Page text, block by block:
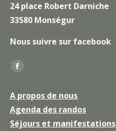
24 place Robert Darniche
33580 Monségur
Nous suivre sur facebook
Trouvez nous sur :
La
Facebook
s'ouvre
dans
A propos de nous
Agenda des randos
Séjours et manifestations